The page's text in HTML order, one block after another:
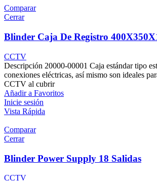
Comparar
Cerrar
Blinder Caja De Registro
CCTV
Descripción 20000-00001 Caja estándar tipo
conexiones eléctricas, así mismo son ideales
CCTV al cubrir
Añadir a Favoritos
Inicie sesión
Vista Rápida
Comparar
Cerrar
Blinder Power Supply 18 Salidas
CCTV